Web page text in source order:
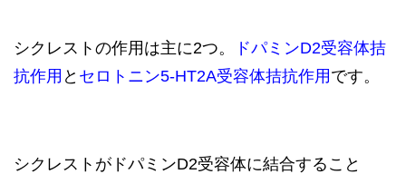
シクレストの作用は主に2つ。
ドパミンD2受容体拮
抗作用 と セロトニン5-HT2A受容体拮抗作用 です。
シクレストがドパミンD2受容体に結合すること